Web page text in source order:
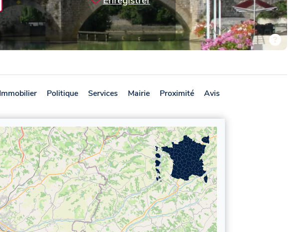
Immobilier Politique Services Mairie Proximité Avis